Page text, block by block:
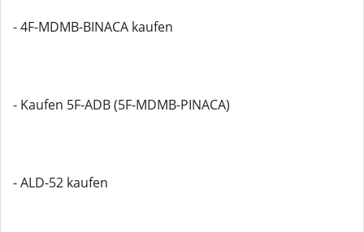
- 4F-MDMB-BINACA kaufen
- Kaufen 5F-ADB (5F-MDMB-PINACA)
- ALD-52 kaufen